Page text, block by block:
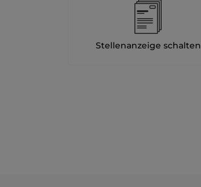
Stellenanzeige schalten